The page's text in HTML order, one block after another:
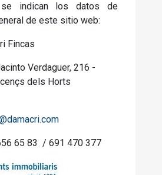
se indican los datos de
de este sitio web:
Fincas
Verdaguer, 216 -
dels Horts
65 83 / 691 470 377